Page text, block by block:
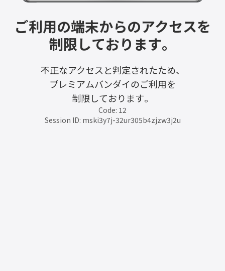
ご利用の端末からのアクセスを
制限しております。
不正なアクセスと判定されたため、
プレミアムバンダイのご利用を
制限しております。
Code: 12
Session ID: mski3y7j-32ur305b4zjzw3j2u